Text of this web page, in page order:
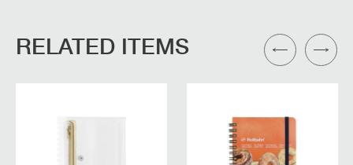
RELATED ITEMS